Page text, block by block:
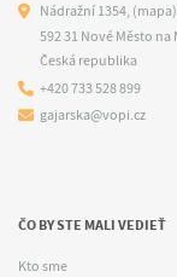
Nádražní 1354,(mapa)
592 31 Nové Město na
Česká republika
+420 733 528 899
gajarska@vopi.cz
ČO BY STE MALI VEDIEŤ
Kto sme